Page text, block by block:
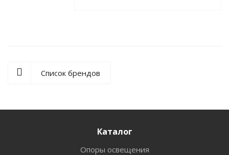
Список брендов
Каталог
Опоры освещения